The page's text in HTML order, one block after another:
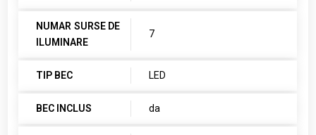
NUMAR SURSE DE
ILUMINARE
7
TIP BEC LED
BEC INCLUS da